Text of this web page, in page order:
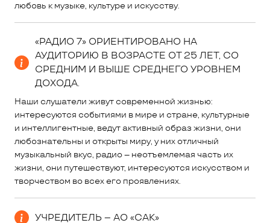
любовь к музыке, культуре и искусству.
«РАДИО 7» ОРИЕНТИРОВАНО НА
АУДИТОРИЮ В ВОЗРАСТЕ ОТ 25 ЛЕТ, СО
СРЕДНИМ И ВЫШЕ СРЕДНЕГО УРОВНЕМ
ДОХОДА.
Наши слушатели живут современной жизнью:
интересуются событиями в мире и стране, культурные
и интеллигентные, ведут активный образ жизни, они
любознательны и открыты миру, у них отличный
музыкальный вкус, радио – неотъемлемая часть их
жизни, они путешествуют, интересуются искусством и
творчеством во всех его проявлениях.
УЧРЕДИТЕЛЬ – АО «САК»